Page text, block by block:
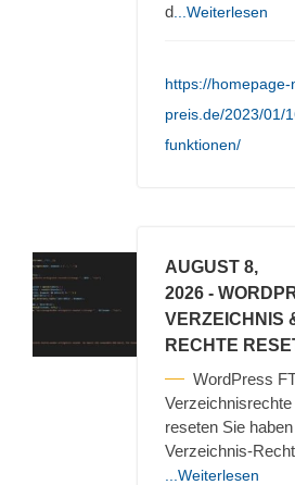
d ...Weiterlesen
https://homepage-
preis.de/2023/01/
funktionen/
AUGUST 8,
2026 -
VERZEICHNIS
RECHTE
WordPress
reseten Sie
Verzeichnis-
...Weiterlesen